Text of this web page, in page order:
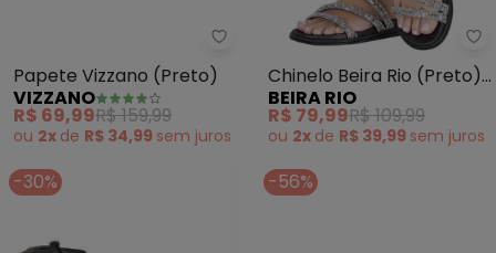
Vizzano - Papete Vizzano
Papete Vizzano (Preto)
VIZZANO
R$ 69,99R$ 159,99
ou 2x de R$ 34,99 sem juros
Chinelo Beira Rio (Preto)
em Sintético
BEIRA RIO
R$ 79,99R$ 109,99
ou 2x de R$ 39,99 sem juros
-30% -56%